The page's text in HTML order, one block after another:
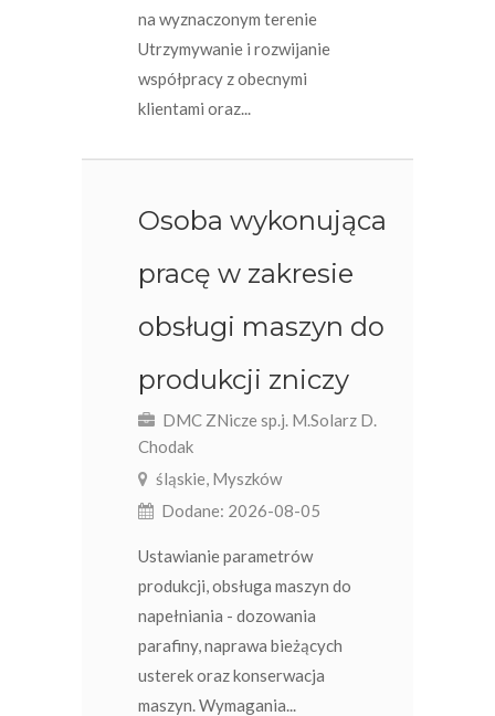
na wyznaczonym terenie
Utrzymywanie i rozwijanie
współpracy z obecnymi
klientami oraz...
Osoba wykonująca
pracę w zakresie
obsługi maszyn do
produkcji zniczy
DMC ZNicze sp.j. M.Solarz D.
Chodak
śląskie, Myszków
Dodane: 2026-08-05
Ustawianie parametrów
produkcji, obsługa maszyn do
napełniania - dozowania
parafiny, naprawa bieżących
usterek oraz konserwacja
maszyn. Wymagania...